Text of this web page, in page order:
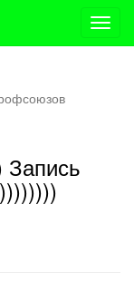
Запись